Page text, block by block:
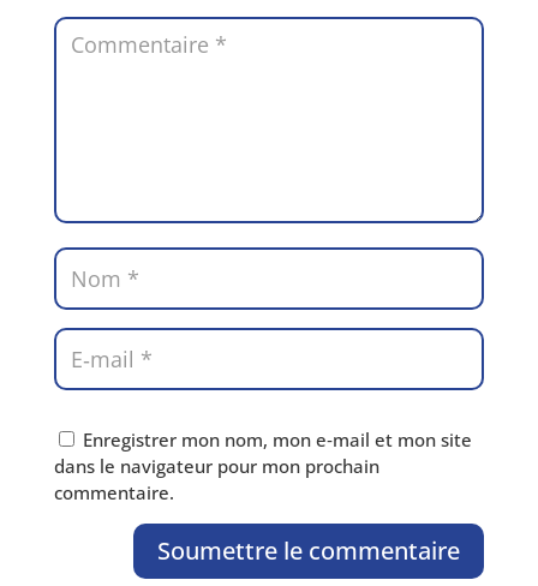
Enregistrer mon nom, mon e‑mail et mon site
dans le navi­ga­teur pour mon pro­chain
commentaire.
Soumettre le commentaire